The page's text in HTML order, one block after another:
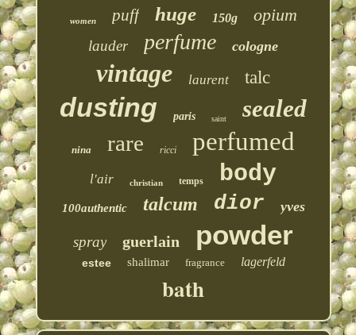
women puff huge 150g opium
lauder perfume cologne
vintage laurent talc
dusting paris saint sealed
nina rare ricci perfumed
l'air christian temps body
100authentic talcum dior yves
spray guerlain powder
estee shalimar fragrance lagerfeld
bath